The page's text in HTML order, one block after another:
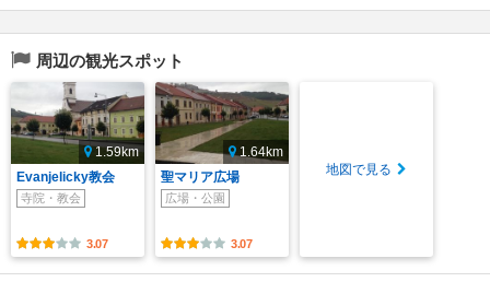
周辺の観光スポット
1.59km
Evanjelicky教会
寺院・教会
3.07
1.64km
聖マリア広場
広場・公園
3.07
地図で見る